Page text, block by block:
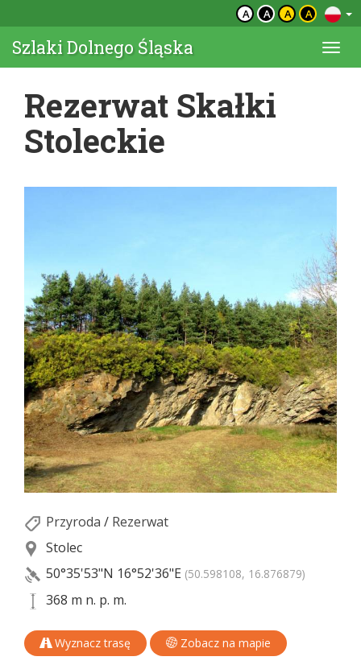
A A A A
Szlaki Dolnego Śląska
Rezerwat Skałki
Stoleckie
Przyroda / Rezerwat
Stolec
50°35'53"N 16°52'36"E (50.598108, 16.876879)
368 m n. p. m.
Wyznacz trasę Zobacz na mapie